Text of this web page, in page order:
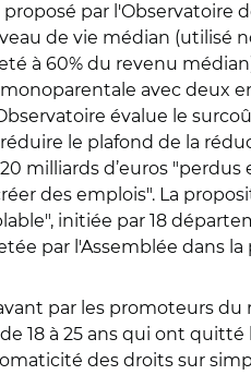
par l'Observatoire
de vie médian (utilisé
à 60% du revenu
avec deux
évalue le
le plafond de la
milliards d’euros
des emplois". La
initiée par 18
par l'Assemblée dans
par les promoteurs
18 à 25 ans qui ont
des droits sur